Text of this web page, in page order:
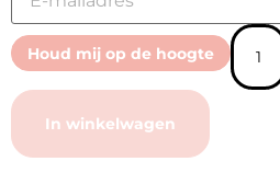
e-
mailadres
achter
om
een
mailtje
krijgen
zodra
Houd mij op de hoogte
In winkelwagen